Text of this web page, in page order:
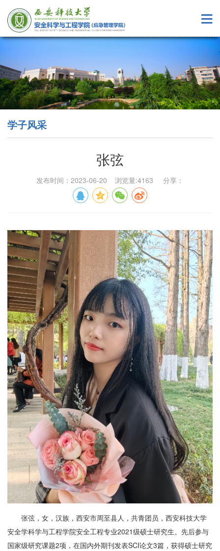
学子风采
张弦
发布时间：2023-06-20 浏览量:4163 分享：
张弦，女，汉族，西安市周至县人，共青团员，西安科技大学
安全学科学与工程学院安全工程专业2021级硕士研究生。先后参与
国家级研究课题2项，在国内外期刊发表SCI论文3篇，获得硕士研究